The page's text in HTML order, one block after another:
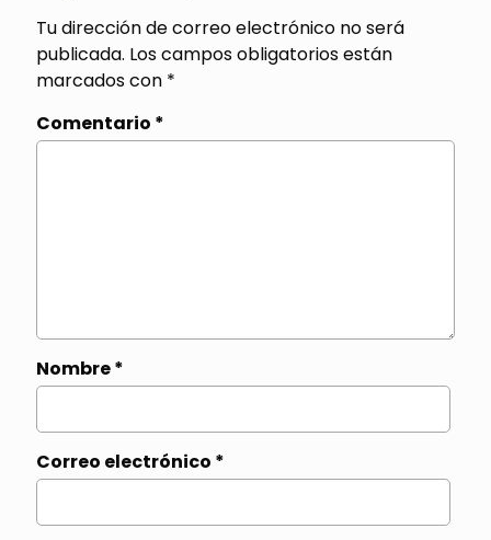
Tu dirección de correo electrónico no será
publicada. Los campos obligatorios están
marcados con *
Comentario *
Nombre*
Correo electrónico *